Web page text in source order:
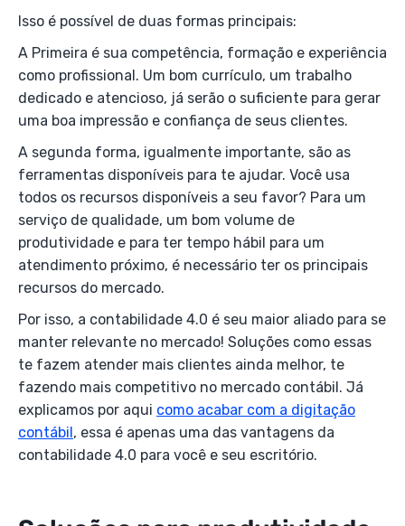
Isso é possível de duas formas principais:
A Primeira é sua competência, formação e experiência
como profissional. Um bom currículo, um trabalho
dedicado e atencioso, já serão o suficiente para gerar
uma boa impressão e confiança de seus clientes.
A segunda forma, igualmente importante, são as
ferramentas disponíveis para te ajudar. Você usa
todos os recursos disponíveis a seu favor? Para um
serviço de qualidade, um bom volume de
produtividade e para ter tempo hábil para um
atendimento próximo, é necessário ter os principais
recursos do mercado.
Por isso, a contabilidade 4.0 é seu maior aliado para se
manter relevante no mercado! Soluções como essas
te fazem atender mais clientes ainda melhor, te
fazendo mais competitivo no mercado contábil. Já
explicamos por aqui como acabar com a digitação
contábil, essa é apenas uma das vantagens da
contabilidade 4.0 para você e seu escritório.